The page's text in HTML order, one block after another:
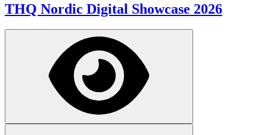
THQ Nordic Digital Showcase 2026